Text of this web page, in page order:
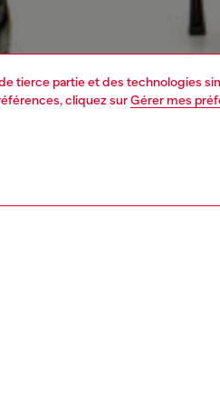
tierce partie et des technologies
cliquez surGérer mes